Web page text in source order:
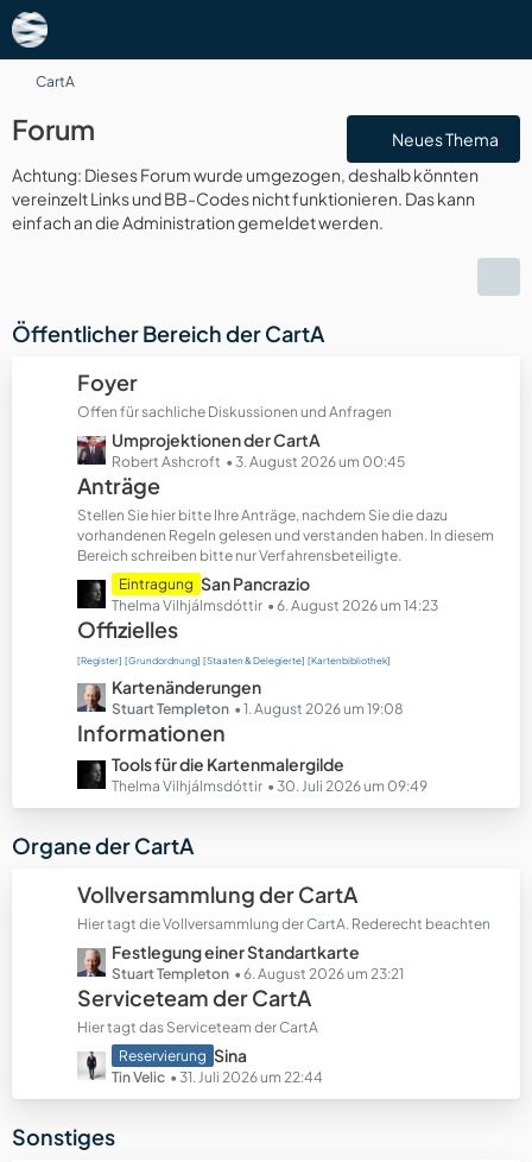
CartA
Forum
Neues Thema
Achtung: Dieses Forum wurde umgezogen, deshalb könnten
vereinzelt Links und BB-Codes nicht funktionieren. Das kann
einfach an die Administration gemeldet werden.
Öffentlicher Bereich der CartA
Foyer
Offen für sachliche Diskussionen und Anfragen
L
e
t
z
t
e
B
e
i
t
ä
g
e
Umprojektionen der CartA
Robert Ashcroft 3. August 2026 um 00:45
Anträge
Stellen Sie hier bitte Ihre Anträge, nachdem Sie die dazu
vorhandenen Regeln gelesen und verstanden haben. In diesem
Bereich schreiben bitte nur Verfahrensbeteiligte.
L
e
t
z
t
e
B
ä
e
Eintragung San Pancrazio
Thelma Vilhjálmsdóttir 6. August 2026 um 14:23
Offizielles
[Register] [Grundordnung] [Staaten & Delegierte] [Kartenbibliothek]
L
e
z
e
e
t
r
ä
g
e
Kartenänderungen
Stuart Templeton 1. August 2026 um 19:08
Informationen
L
e
t
t
e
B
e
i
t
r
ä
g
e
Tools für die Kartenmalergilde
Thelma Vilhjálmsdóttir 30. Juli 2026 um 09:49
Organe der CartA
Vollversammlung der CartA
Hier tagt die Vollversammlung der CartA. Rederecht beachten
L
e
t
z
t
e
B
i
Festlegung einer Standartkarte
Stuart Templeton 6. August 2026 um 23:21
Serviceteam der CartA
Hier tagt das Serviceteam der CartA
L
e
t
t
Reservierung Sina
Tin Velic 31. Juli 2026 um 22:44
Sonstiges